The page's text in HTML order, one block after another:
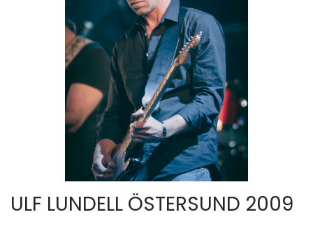
ULF LUNDELL ÖSTERSUND 2009